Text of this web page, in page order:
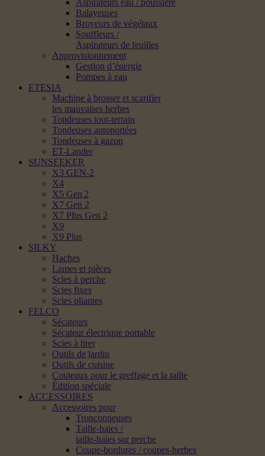
Aspirateurs eau / poussière
Balayeuses
Broyeurs de végétaux
Souffleurs /
Aspirateurs de feuilles
Approvisionnement
Gestion d’énergie
Pompes à eau
ETESIA
Machine à brosser et scarifier
les mauvaises herbes
Tondeuses tout-terrain
Tondeuses autoportées
Tondeuses à gazon
ET-Lander
SUNSEEKER
X3 GEN-2
X4
X5 Gen 2
X7 Gen 2
X7 Plus Gen 2
X9
X9 Plus
SILKY
Haches
Lames et pièces
Scies à perche
Scies fixes
Scies pliantes
FELCO
Sécateurs
Sécateur électrique portable
Scies à tirer
Outils de jardin
Outils de cuisine
Couteaux pour le greffage et la taille
Édition spéciale
ACCESSOIRES
Accessoires pour
Tronçonneuses
Taille-haies /
taille-haies sur perche
Coupe-bordures / coupes-herbes